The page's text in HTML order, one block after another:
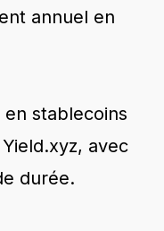
annuel en
stablecoins
avec
durée.